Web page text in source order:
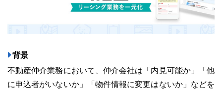
お役立ちブログ 資料ダウンロード
背景
不動産仲介業務において、仲介会社は「内見可能か」「他
に申込者がいないか」「物件情報に変更はないか」などを